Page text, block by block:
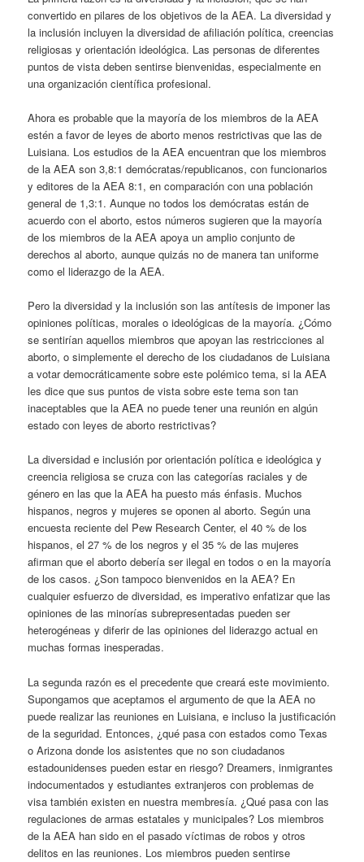
convertido en pilares de los objetivos de la AEA. La diversidad y
la inclusión incluyen la diversidad de afiliación política, creencias
religiosas y orientación ideológica. Las personas de diferentes
puntos de vista deben sentirse bienvenidas, especialmente en
una organización científica profesional.
Ahora es probable que la mayoría de los miembros de la AEA
estén a favor de leyes de aborto menos restrictivas que las de
Luisiana. Los estudios de la AEA encuentran que los miembros
de la AEA son 3,8:1 demócratas/republicanos, con funcionarios
y editores de la AEA 8:1, en comparación con una población
general de 1,3:1. Aunque no todos los demócratas están de
acuerdo con el aborto, estos números sugieren que la mayoría
de los miembros de la AEA apoya un amplio conjunto de
derechos al aborto, aunque quizás no de manera tan uniforme
como el liderazgo de la AEA.
Pero la diversidad y la inclusión son las antítesis de imponer las
opiniones políticas, morales o ideológicas de la mayoría. ¿Cómo
se sentirían aquellos miembros que apoyan las restricciones al
aborto, o simplemente el derecho de los ciudadanos de Luisiana
a votar democráticamente sobre este polémico tema, si la AEA
les dice que sus puntos de vista sobre este tema son tan
inaceptables que la AEA no puede tener una reunión en algún
estado con leyes de aborto restrictivas?
La diversidad e inclusión por orientación política e ideológica y
creencia religiosa se cruza con las categorías raciales y de
género en las que la AEA ha puesto más énfasis. Muchos
hispanos, negros y mujeres se oponen al aborto. Según una
encuesta reciente del Pew Research Center, el 40 % de los
hispanos, el 27 % de los negros y el 35 % de las mujeres
afirman que el aborto debería ser ilegal en todos o en la mayoría
de los casos. ¿Son tampoco bienvenidos en la AEA? En
cualquier esfuerzo de diversidad, es imperativo enfatizar que las
opiniones de las minorías subrepresentadas pueden ser
heterogéneas y diferir de las opiniones del liderazgo actual en
muchas formas inesperadas.
La segunda razón es el precedente que creará este movimiento.
Supongamos que aceptamos el argumento de que la AEA no
puede realizar las reuniones en Luisiana, e incluso la justificación
de la seguridad. Entonces, ¿qué pasa con estados como Texas
o Arizona donde los asistentes que no son ciudadanos
estadounidenses pueden estar en riesgo? Dreamers, inmigrantes
indocumentados y estudiantes extranjeros con problemas de
visa también existen en nuestra membresía. ¿Qué pasa con las
regulaciones de armas estatales y municipales? Los miembros
de la AEA han sido en el pasado víctimas de robos y otros
delitos en las reuniones. Los miembros pueden sentirse